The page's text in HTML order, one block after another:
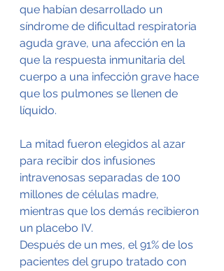
que habían desarrollado un
síndrome de dificultad respiratoria
aguda grave, una afección en la
que la respuesta inmunitaria del
cuerpo a una infección grave hace
que los pulmones se llenen de
líquido.
La mitad fueron elegidos al azar
para recibir dos infusiones
intravenosas separadas de 100
millones de células madre,
mientras que los demás recibieron
un placebo IV.
Después de un mes, el 91% de los
pacientes del grupo tratado con